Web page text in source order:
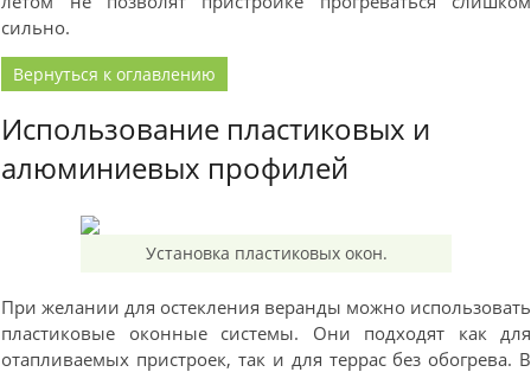
сильно.
Вернуться к оглавлению
Использование пластиковых и
алюминиевых профилей
Установка пластиковых окон.
При желании для остекления веранды можно использовать
пластиковые оконные системы. Они подходят как для
отапливаемых пристроек, так и для террас без обогрева. В